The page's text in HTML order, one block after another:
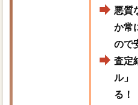
悪質
か常
ので
査定
ル」
る！